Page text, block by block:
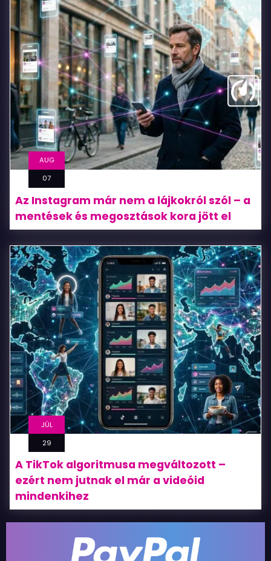
TikTok
200
nézős
börtönéből:
9
lépés,
amit
minden
videó
után
meg
kell
tenned
AUG
07
Az Instagram már nem a lájkokról szól – a
mentések és megosztások kora jött el
JÚL
29
A TikTok algoritmusa megváltozott –
ezért nem jutnak el már a videóid
mindenkihez